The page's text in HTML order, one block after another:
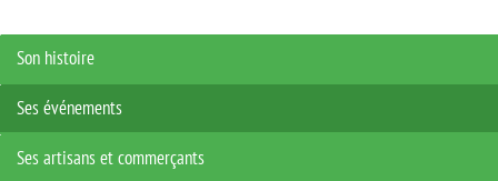
Son histoire
Ses événements
Ses artisans et commerçants